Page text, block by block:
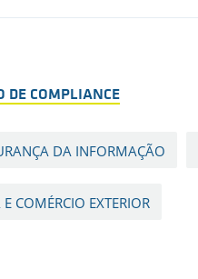
DE COMPLIANCE
DA INFORMAÇÃO
COMÉRCIO EXTERIOR